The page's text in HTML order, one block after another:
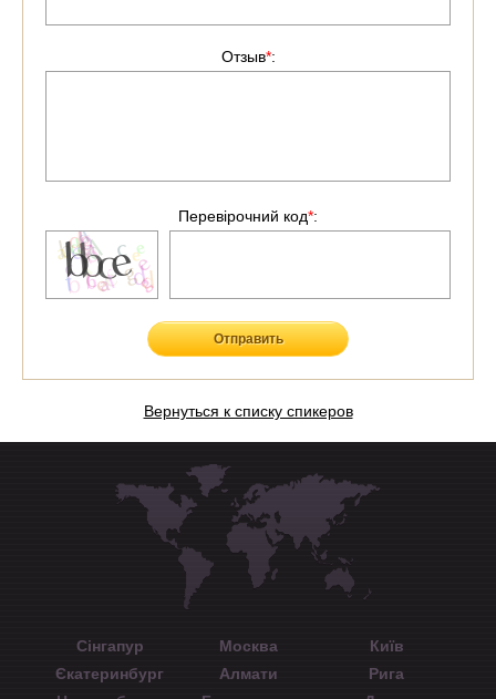
Отзыв*:
Перевірочний код*:
Отправить
Вернуться к списку спикеров
Сінгапур Москва
Київ
Єкатеринбург
Алмати
Рига